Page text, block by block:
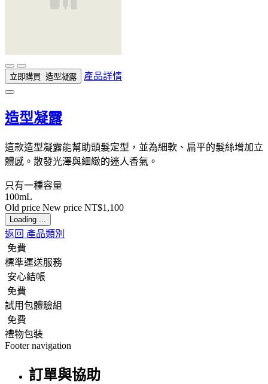
立即購買 造型凝露 產品詳情
造型凝露
這款造型凝露能幫助頭髮定型，並為細軟、扁平的髮絲增加立
體感。散發光澤與細緻的迷人香氣。
只有一種容量
100mL
Old price New price NT$1,100
Loading ...
返回 產品類別
免費
標準運送服務
安心結帳
免費
試用包體驗組
免費
禮物包裝
Footer navigation
訂單與協助